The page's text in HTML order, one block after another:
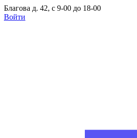
Благова д. 42, с 9-00 до 18-00
Войти